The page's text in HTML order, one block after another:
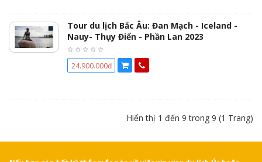
Tour du lịch Bắc Âu: Đan Mạch - Iceland -
Nauy- Thụy Điển - Phần Lan 2023
24.900.000đ
Hiển thị 1 đến 9 trong 9 (1 Trang)